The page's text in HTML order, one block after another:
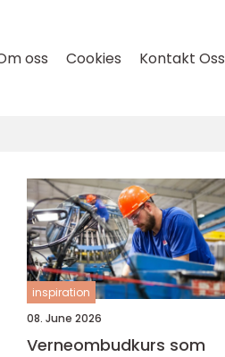
oss Cookies Kontakt Oss
inspiration
08. June 2026
Verneombudkurs som